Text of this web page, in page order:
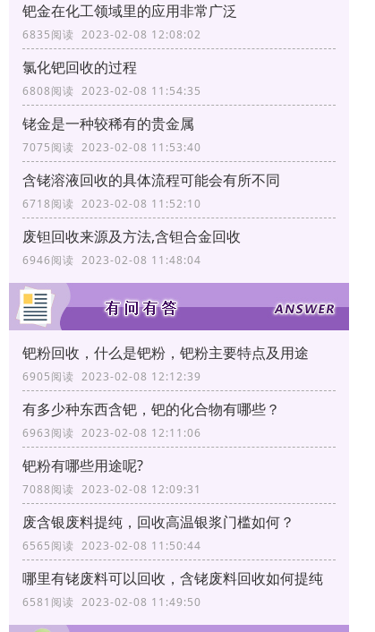
钯金在化工领域里的应用非常广泛
6835阅读 2023-02-08 12:08:02
氯化钯回收的过程
6808阅读 2023-02-08 11:54:35
铑金是一种较稀有的贵金属
7075阅读 2023-02-08 11:53:40
含铑溶液回收的具体流程可能会有所不同
6718阅读 2023-02-08 11:52:10
废钽回收来源及方法,含钽合金回收
6946阅读 2023-02-08 11:48:04
钯粉回收，什么是钯粉，钯粉主要特点及用途
6905阅读 2023-02-08 12:12:39
有多少种东西含钯，钯的化合物有哪些？
6963阅读 2023-02-08 12:11:06
钯粉有哪些用途呢?
7088阅读 2023-02-08 12:09:31
废含银废料提纯，回收高温银浆门槛如何？
6565阅读 2023-02-08 11:50:44
哪里有铑废料可以回收，含铑废料回收如何提纯
6581阅读 2023-02-08 11:49:50